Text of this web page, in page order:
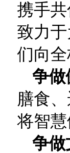
携手
致力
们向
争做
膳食
将智
争做